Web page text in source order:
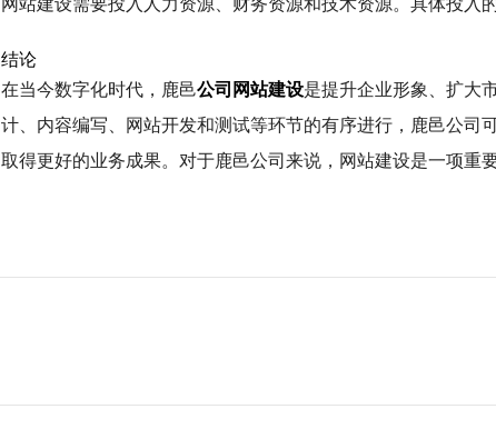
网站建设需要投入人力资源、财务资源和技术资源。具体投入
结论
在当今数字化时代，鹿邑公司网站建设是提升企业形象、扩大
计、内容编写、网站开发和测试等环节的有序进行，鹿邑公
取得更好的业务成果。对于鹿邑公司来说，网站建设是一项重